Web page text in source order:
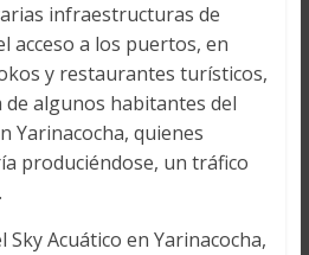
infraestructuras de
acceso a los puertos, en
y restaurantes turísticos,
algunos habitantes del
Yarinacocha, quienes
produciéndose, un tráfico
Sky Acuático en Yarinacocha,